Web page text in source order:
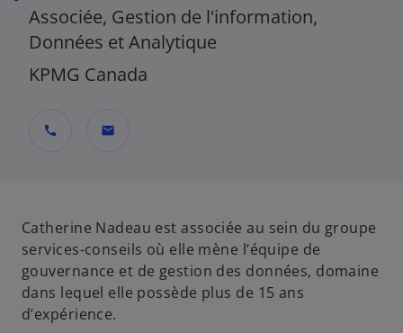
Associée, Gestion de l'information,
Données et Analytique
KPMG Canada
call mail
Catherine Nadeau est associée au sein du groupe
services-conseils où elle mène l’équipe de
gouvernance et de gestion des données, domaine
dans lequel elle possède plus de 15 ans
d’expérience.